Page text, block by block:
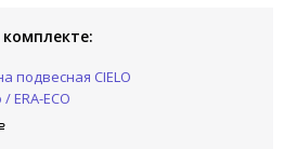
комплекте:
подвесная CIELO
ERA-ECO
FN